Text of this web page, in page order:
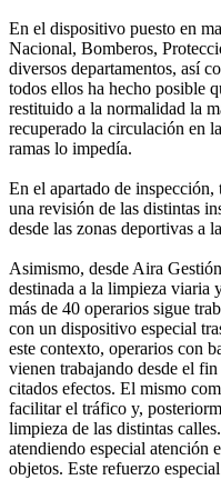
En el dispositivo puesto en
Nacional, Bomberos,
diversos departamentos, así
todos ellos ha hecho posible
restituido a la normalidad la
recuperado la circulación en
ramas lo impedía.
En el apartado de
una revisión de las distintas
desde las zonas deportivas a
Asimismo, desde Aira
destinada a la limpieza viaria
más de 40 operarios sigue
con un dispositivo especial
este contexto, operarios con
vienen trabajando desde el
citados efectos. El mismo
facilitar el tráfico y,
limpieza de las distintas
atendiendo especial atención
objetos. Este refuerzo